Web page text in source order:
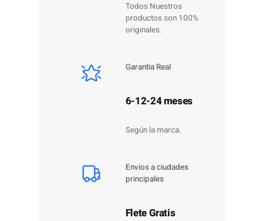
Todos Nuestros
productos son 100%
originales.
Garantia Real
6-12-24 meses
Según la marca.
Envios a ciudades
principales
Flete Gratis